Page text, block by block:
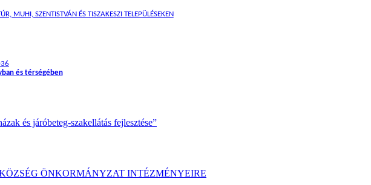
MUHI, SZENTISTVÁN ÉS TISZAKESZI TELEPÜLÉSEKEN
és térségében
és járóbeteg-szakellátás fejlesztése”
ÖNKORMÁNYZAT INTÉZMÉNYEIRE